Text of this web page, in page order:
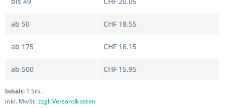
ab 50 CHF 18.55
ab 175 CHF 16.15
ab 500 CHF 15.95
Inhalt: 1 Stk.
inkl. MwSt.zzgl. Versandkosten